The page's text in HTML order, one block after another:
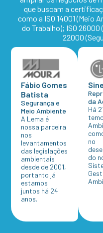
que buscam a
como a ISO 14001 (Meio
do Trabalho); ISO
22000
Fábio Gomes
Batista
Segurança e
Meio Ambiente
A Lema é
nossa parceira
nos
levantamentos
das legislações
ambientais
desde de 2001,
portanto já
estamos
juntos há 24
anos.
da
Há
no
do